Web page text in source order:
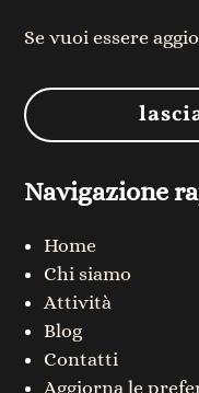
Se vuoi essere
Navigazione
Home
Chi siamo
Attività
Blog
Contatti
Aggiorna le